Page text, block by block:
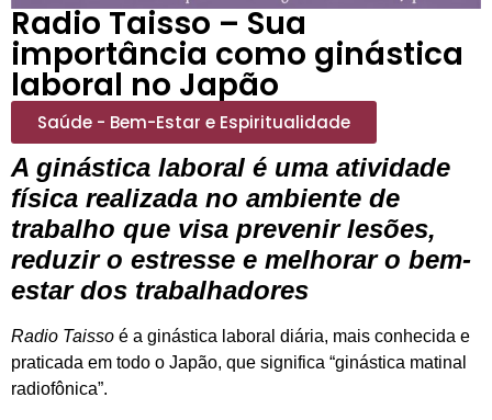
Radio Taisso – Sua
importância como ginástica
laboral no Japão
Saúde - Bem-Estar e Espiritualidade
A ginástica laboral é uma atividade
física realizada no ambiente de
trabalho que visa prevenir lesões,
reduzir o estresse e melhorar o bem-
estar dos trabalhadores
Radio Taisso é a ginástica laboral diária, mais conhecida e
praticada em todo o Japão, que significa “ginástica matinal
radiofônica”.